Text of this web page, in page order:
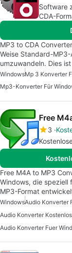
Software
CDA-
MP3 to CDA
Weise Standard-
umzuwandeln. Dies
WindowsMp 3 Konverter
Mp3-Konverter Für
Free
3
Free M4A to MP3
Windows, die speziell
MP3-Format
WindowsAudio Konverter
Audio Konverter Fuer